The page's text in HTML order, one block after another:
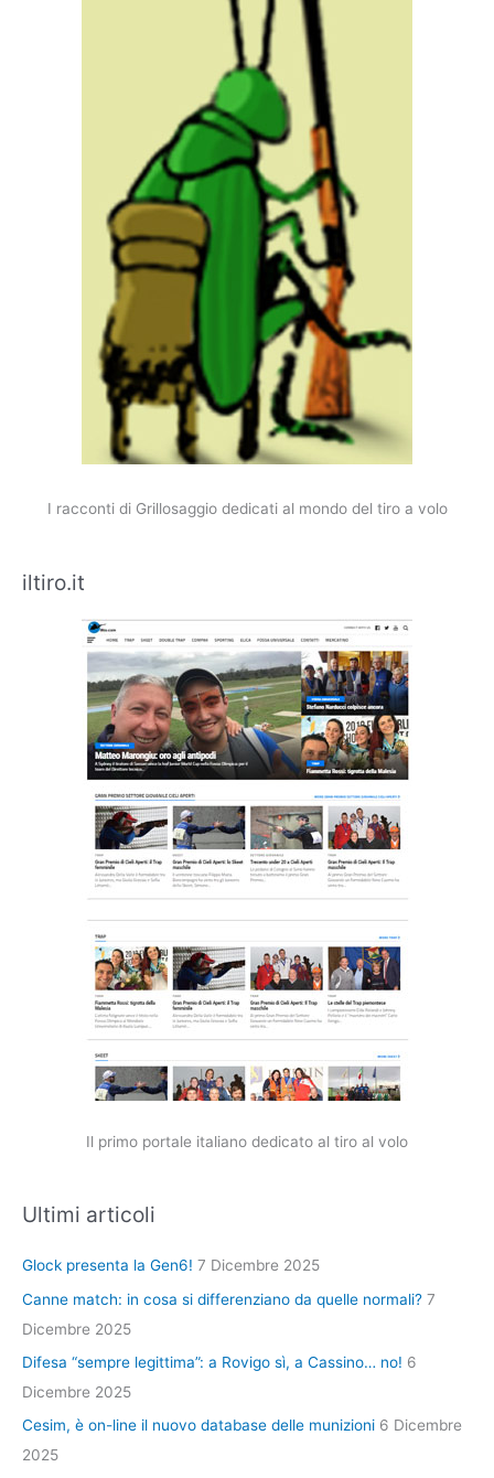
I racconti di Grillosaggio dedicati al mondo del tiro a volo
iltiro.it
Il primo portale italiano dedicato al tiro al volo
Ultimi articoli
Glock presenta la Gen6! 7 Dicembre 2025
Canne match: in cosa si differenziano da quelle normali? 7
Dicembre 2025
Difesa “sempre legittima”: a Rovigo sì, a Cassino… no! 6
Dicembre 2025
Cesim, è on-line il nuovo database delle munizioni 6 Dicembre
2025